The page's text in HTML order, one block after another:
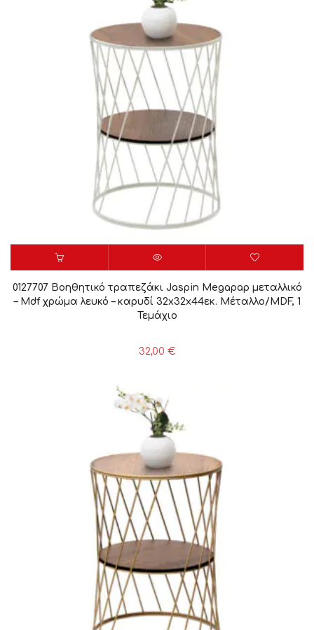
0127707 Βοηθητικό τραπεζάκι Jaspin Megapap μεταλλικό
– Mdf χρώμα λευκό – καρυδί 32x32x44εκ. Μέταλλο/MDF, 1
Τεμάχιο
32,00 €